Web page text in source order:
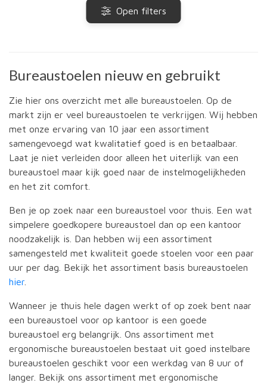
Open filters
Bureaustoelen nieuw en gebruikt
Zie hier ons overzicht met alle bureaustoelen. Op de
markt zijn er veel bureaustoelen te verkrijgen. Wij hebben
met onze ervaring van 10 jaar een assortiment
samengevoegd wat kwalitatief goed is en betaalbaar.
Laat je niet verleiden door alleen het uiterlijk van een
bureaustoel maar kijk goed naar de instelmogelijkheden
en het zit comfort.
Ben je op zoek naar een bureaustoel voor thuis. Een wat
simpelere goedkopere bureaustoel dan op een kantoor
noodzakelijk is. Dan hebben wij een assortiment
samengesteld met kwaliteit goede stoelen voor een paar
uur per dag. Bekijk het assortiment basis bureaustoelen
hier
Wanneer je thuis hele dagen werkt of op zoek bent naar
een bureaustoel voor op kantoor is een goede
bureaustoel erg belangrijk. Ons assortiment met
ergonomische bureaustoelen bestaat uit goed instelbare
bureaustoelen geschikt voor een werkdag van 8 uur of
langer. Bekijk ons assortiment met ergonomische